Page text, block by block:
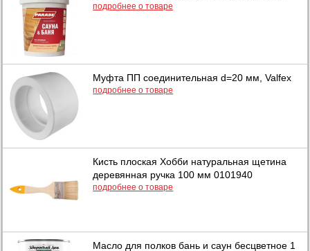
подробнее о товаре
Муфта ПП соединительная d=20 мм, Valfex
подробнее о товаре
Кисть плоская Хобби натуральная щетина
деревянная ручка 100 мм 0101940
подробнее о товаре
Масло для полков бань и саун бесцветное 1